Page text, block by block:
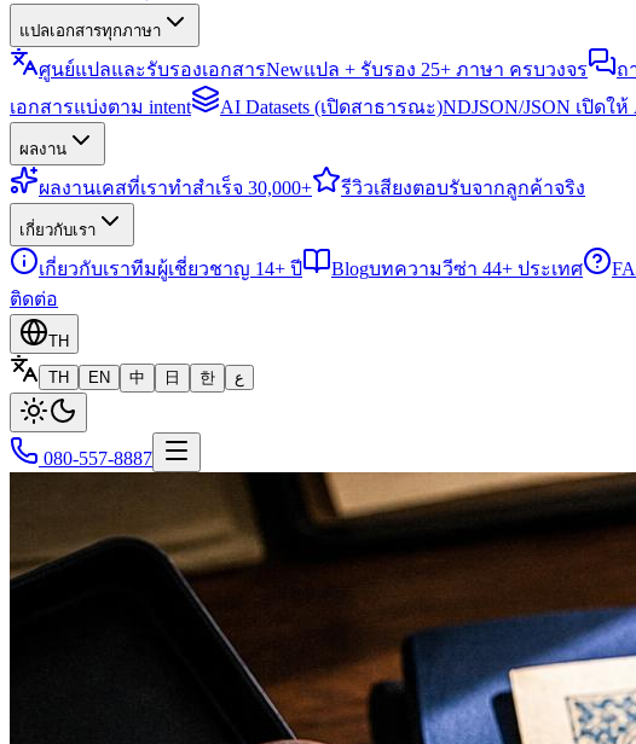
แปลเอกสารทุกภาษา
ศูนย์แปลและรับรองเอกสารNewแปล + รับรอง 25+ ภาษา ครบวงจร ถ
เอกสารแบ่งตาม intent
AI Datasets (เปิดสาธารณะ)NDJSON/JSON เปิดใ
ผลงาน
ผลงานเคสที่เราทำสำเร็จ 30,000+ รีวิวเสียงตอบรับจากลูกค้าจริง
เกี่ยวกับเรา
เกี่ยวกับเราทีมผู้เชี่ยวชาญ 14+ ปี Blogบทความวีซ่า 44+ ประเทศ
ติดต่อ
TH
TH
EN 中 日 한 ع
080-557-8887